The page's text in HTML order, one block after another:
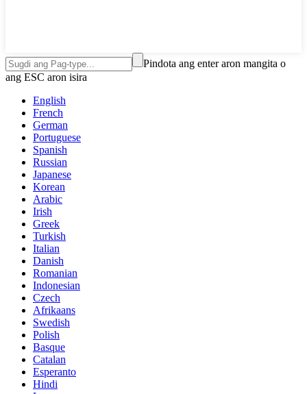
Pindota ang enter aron mangita o
ang ESC aron isira
English
French
German
Portuguese
Spanish
Russian
Japanese
Korean
Arabic
Irish
Greek
Turkish
Italian
Danish
Romanian
Indonesian
Czech
Afrikaans
Swedish
Polish
Basque
Catalan
Esperanto
Hindi